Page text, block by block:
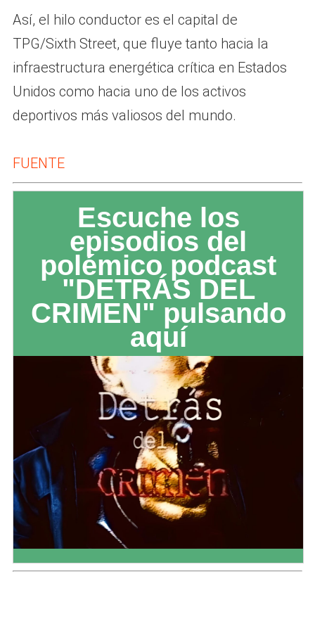
Así, el hilo conductor es el capital de
TPG/Sixth Street, que fluye tanto hacia la
infraestructura energética crítica en Estados
Unidos como hacia uno de los activos
deportivos más valiosos del mundo.
FUENTE
Escuche los
episodios del
polémico podcast
"DETRÁS DEL
CRIMEN" pulsando
aquí